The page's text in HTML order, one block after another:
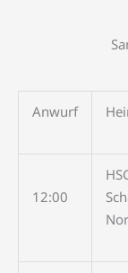
Anwurf
12:00